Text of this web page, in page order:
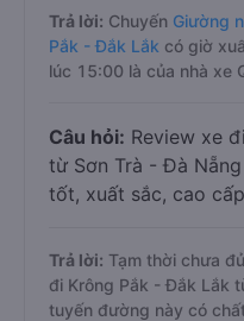
Trả lời: Chuyến Giường
Pắk - Đắk Lắk có giờ
lúc 15:00 là của nhà xe
Câu hỏi: Review xe
từ Sơn Trà - Đà
tốt, xuất sắc, cao
Trả lời: Tạm thời chưa
đi Krông Pắk - Đắk Lắk
tuyến đường này có